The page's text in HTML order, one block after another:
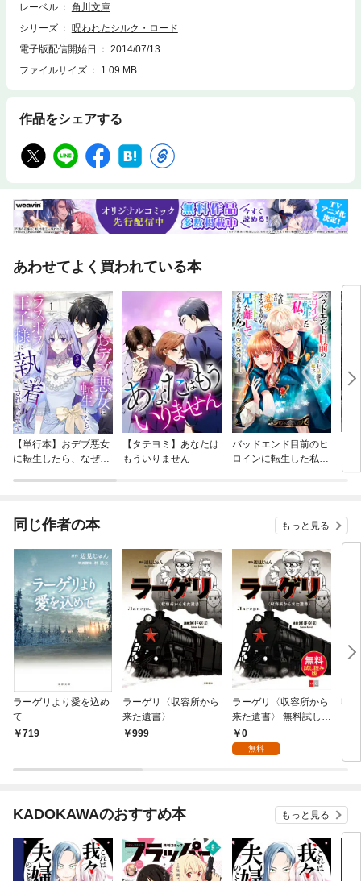
レーベル
角川文庫
シリーズ
呪われたシルク・ロード
電子版配信開始日
2014/07/13
ファイルサイズ
1.09 MB
作品をシェアする
あわせてよく買われている本
【単行本】おデブ悪女
に転生したら、なぜか
【タテヨミ】あなたは
もういりません
バッドエンド目前のヒ
ロインに転生した私、
同じ作者の本 もっと見る
ラーゲリより愛を込め
て
719
ラーゲリ〈収容所から
来た遺書〉
999
ラーゲリ〈収容所から
来た遺書〉 無料試し読
み版
0
無料
収
KADOKAWAのおすすめ本 もっと見る